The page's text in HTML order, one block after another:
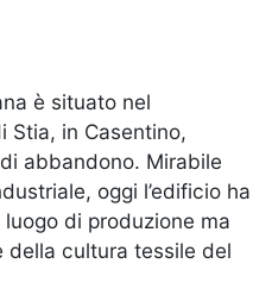
è situato nel
Stia, in Casentino,
abbandono. Mirabile
oggi l’edificio ha
di produzione ma
cultura tessile del